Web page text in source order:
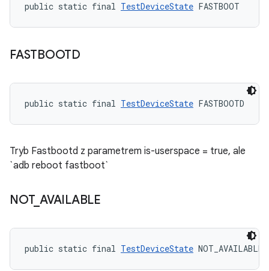
public static final TestDeviceState FASTBOOT
FASTBOOTD
public static final TestDeviceState FASTBOOTD
Tryb Fastbootd z parametrem is-userspace = true, ale
`adb reboot fastboot`
NOT_ AVAILABLE
public static final TestDeviceState NOT_AVAILABLE